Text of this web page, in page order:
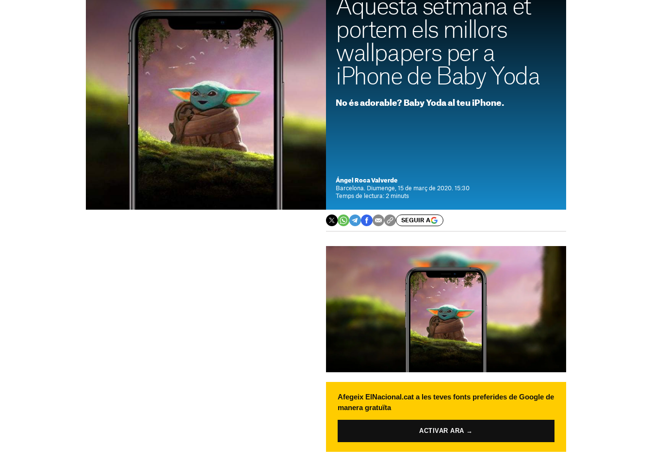
Aquesta setmana et
portem els millors
wallpapers per a
iPhone de Baby Yoda
No és adorable? Baby Yoda al teu iPhone.
Ángel Roca Valverde
Barcelona. Diumenge, 15 de març de 2020. 15:30
Temps de lectura: 2 minuts
SEGUIR A
Afegeix ElNacional.cat a les teves fonts preferides de Google de
manera gratuïta
ACTIVAR ARA →